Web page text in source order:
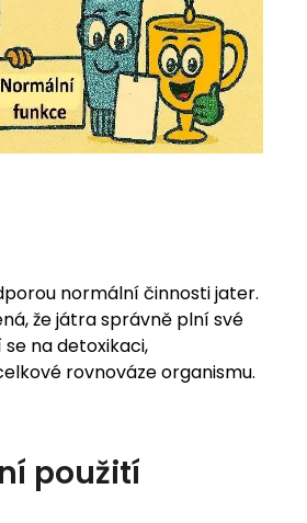
normální činnosti jater.
že játra správně plní své
na detoxikaci,
rovnováze organismu.
použití